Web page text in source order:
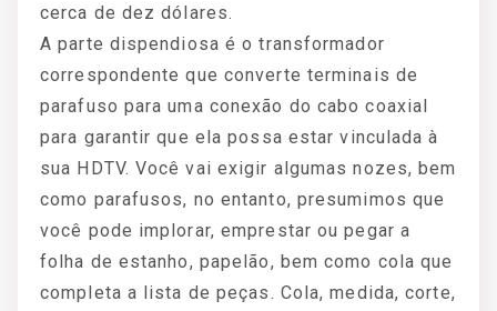
cerca de dez dólares.
A parte dispendiosa é o transformador
correspondente que converte terminais de
parafuso para uma conexão do cabo coaxial
para garantir que ela possa estar vinculada à
sua HDTV. Você vai exigir algumas nozes, bem
como parafusos, no entanto, presumimos que
você pode implorar, emprestar ou pegar a
folha de estanho, papelão, bem como cola que
completa a lista de peças. Cola, medida, corte,